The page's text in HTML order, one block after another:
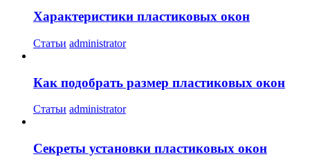
Характеристики пластиковых окон
Статьи administrator
Как подобрать размер пластиковых окон
Статьи administrator
Секреты установки пластиковых окон